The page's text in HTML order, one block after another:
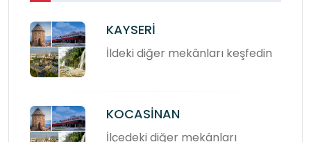
KAYSERİ
İldeki diğer mekânları keşfedin
KOCASİNAN
İlçedeki diğer mekânları